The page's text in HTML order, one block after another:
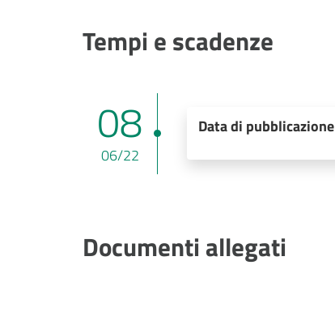
Tempi e scadenze
08
06/22
Data di pubblicazione
Documenti allegati